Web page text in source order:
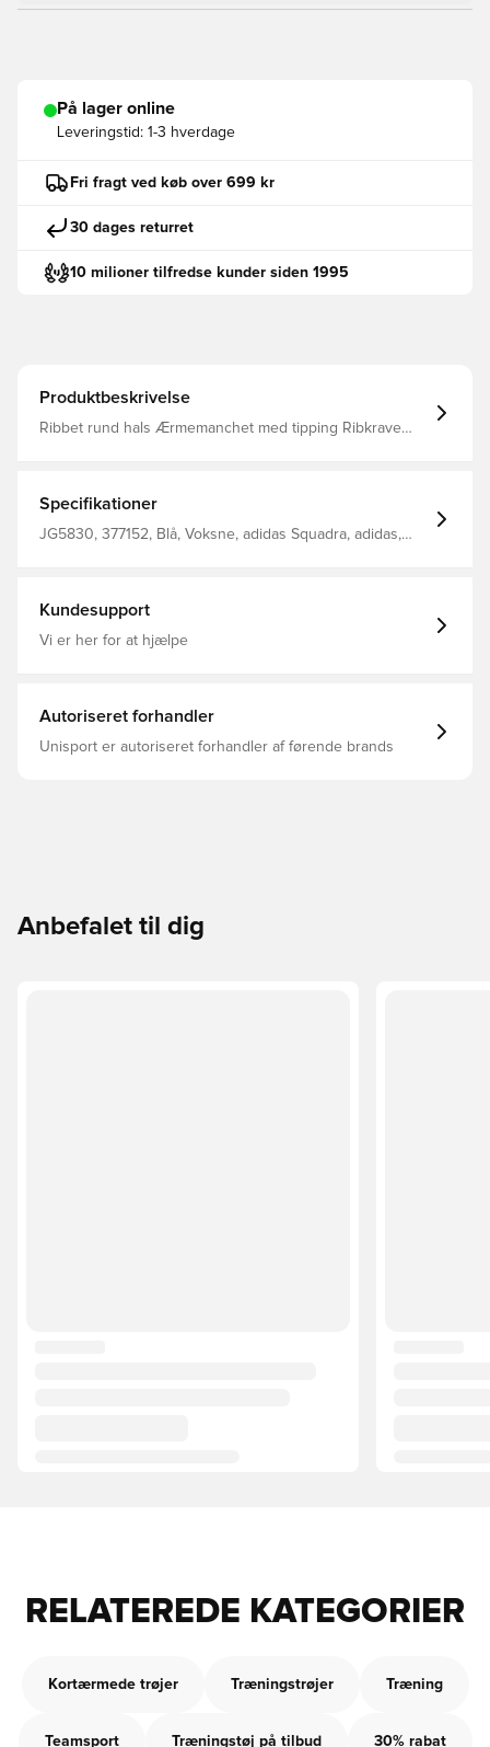
På lager online
Leveringstid: 1-3 hverdage
Fri fragt ved køb over 699 kr
30 dages returret
10 milioner tilfredse kunder siden 1995
Produktbeskrivelse
Ribbet rund hals Ærmemanchet med tipping Ribkrave
Specifikationer
JG5830, 377152, Blå, Voksne, adidas Squadra, adidas,
Kundesupport
Vi er her for at hjælpe
Autoriseret forhandler
Unisport er autoriseret forhandler af førende brands
Anbefalet til dig
RELATEREDE KATEGORIER
Kortærmede trøjer Træningstrøjer Træning
Teamsport Træningstøj på tilbud 30% rabat